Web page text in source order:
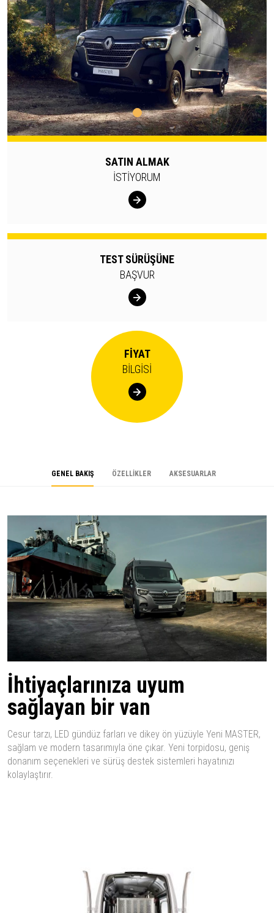
SATIN ALMAK
İSTİYORUM
TEST SÜRÜŞÜNE
BAŞVUR
FİYAT
BİLGİSİ
GENEL BAKIŞ ÖZELLİKLER AKSESUARLAR
İhtiyaçlarınıza uyum
sağlayan bir van
Cesur tarzı, LED gündüz farları ve dikey ön yüzüyle Yeni MASTER,
sağlam ve modern tasarımıyla öne çıkar. Yeni torpidosu, geniş
donanım seçenekleri ve sürüş destek sistemleri hayatınızı
kolaylaştırır.